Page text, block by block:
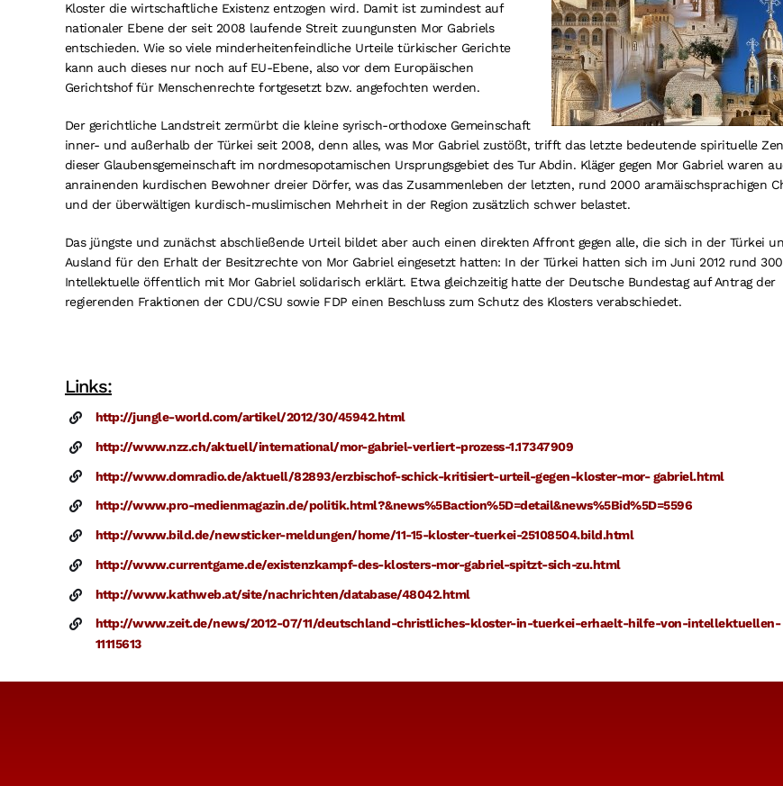
Kloster die wirtschaftliche Existenz entzogen wird. Damit ist zumindest auf
nationaler Ebene der seit 2008 laufende Streit zuungunsten Mor Gabriels
entschieden. Wie so viele minderheitenfeindliche Urteile türkischer Gerichte
kann auch dieses nur noch auf EU-Ebene, also vor dem Europäischen
Gerichtshof für Menschenrechte fortgesetzt bzw. angefochten werden.
Der gerichtliche Landstreit zermürbt die kleine syrisch-orthodoxe Gemeinschaft
inner- und außerhalb der Türkei seit 2008, denn alles, was Mor Gabriel zustößt, trifft das letzte bedeutende spirituelle
dieser Glaubensgemeinschaft im nordmesopotamischen Ursprungsgebiet des Tur Abdin. Kläger gegen Mor Gabriel waren
anrainenden kurdischen Bewohner dreier Dörfer, was das Zusammenleben der letzten, rund 2000 aramäischsprachigen
und der überwältigen kurdisch-muslimischen Mehrheit in der Region zusätzlich schwer belastet.
Das jüngste und zunächst abschließende Urteil bildet aber auch einen direkten Affront gegen alle, die sich in der Türkei
Ausland für den Erhalt der Besitzrechte von Mor Gabriel eingesetzt hatten: In der Türkei hatten sich im Juni 2012 rund 300
Intellektuelle öffentlich mit Mor Gabriel solidarisch erklärt. Etwa gleichzeitig hatte der Deutsche Bundestag auf Antrag der
regierenden Fraktionen der CDU/CSU sowie FDP einen Beschluss zum Schutz des Klosters verabschiedet.
Links:
http://jungle-world.com/artikel/2012/30/45942.html
http://www.nzz.ch/aktuell/international/mor-gabriel-verliert-prozess-1.17347909
http://www.domradio.de/aktuell/82893/erzbischof-schick-kritisiert-urteil-gegen-kloster-mor- gabriel.html
http://www.pro-medienmagazin.de/politik.html?&news%5Baction%5D=detail&news%5Bid%5D=5596
http://www.bild.de/newsticker-meldungen/home/11-15-kloster-tuerkei-25108504.bild.html
http://www.currentgame.de/existenzkampf-des-klosters-mor-gabriel-spitzt-sich-zu.html
http://www.kathweb.at/site/nachrichten/database/48042.html
http://www.zeit.de/news/2012-07/11/deutschland-christliches-kloster-in-tuerkei-erhaelt-hilfe-von-intellektuellen-
11115613